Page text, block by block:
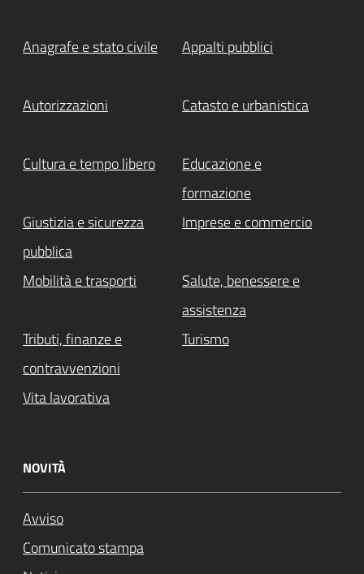
Anagrafe e stato civile Appalti pubblici
Autorizzazioni Catasto e urbanistica
Cultura e tempo libero
Educazione e
formazione
Giustizia e sicurezza
pubblica
Imprese e commercio
Mobilità e trasporti
Salute, benessere e
assistenza
Tributi, finanze e
contravvenzioni
Turismo
Vita lavorativa
NOVITÀ
Avviso
Comunicato stampa